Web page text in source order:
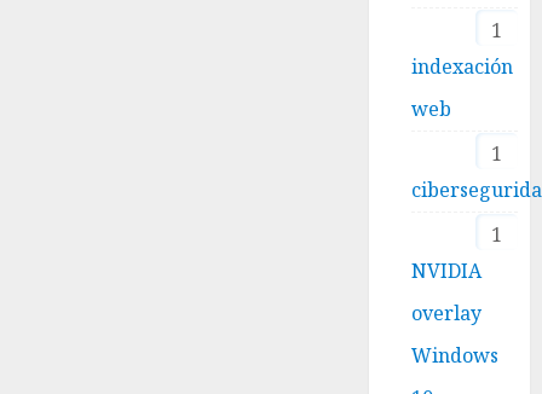
1
indexación
web
1
1
NVIDIA
overlay
Windows